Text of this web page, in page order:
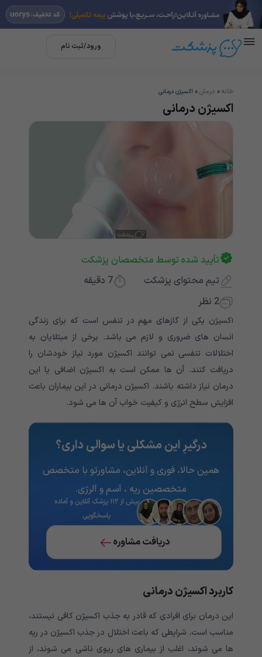
ورود/ثبت نام
خانه » درمان » اکسیژن درمانی
اکسیژن درمانی
تأیید شده توسط متخصصان پزشکت
تیم محتوای پزشکت
7 دقیقه
2 نظر
اکسیژن یکی از گازهای مهم در تنفس است که برای زندگی
انسان های ضروری و لازم می باشد. برخی از مبتلایان به
اختلالات تنفسی نمی توانند اکسیژن مورد نیاز خودشان را
دریافت کنند. آن ها ممکن است به اکسیژن اضافی یا این
درمان نیاز داشته باشند. اکسیژن درمانی در این بیماران باعث
افزایش سطح انرژی و کیفیت خواب آن ها می شود.
درگیرِ این مشکلی یا سوالی داری؟
همین حالا، فوری و آنلاین، مشاورتو با متخصص
متخصصین ریه ، آسم و آلرژی.
بیش از ۱۱۲ پزشک آنلاین و آماده
پاسخگویی
دریافت مشاوره
کاربرد اکسیژن درمانی
این درمان برای افرادی که قادر به جذب اکسیژن کافی نیستند،
مناسب است. شرایطی که باعث اختلال در جذب اکسیژن در ریه
ها می شوند، اغلب از بیماری های ریوی ناشی می شوند، از